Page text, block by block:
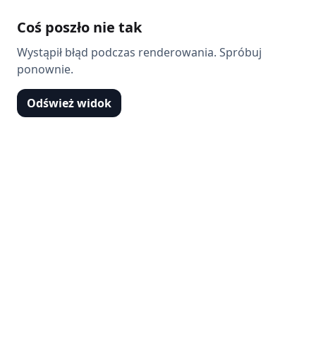
Coś poszło nie tak
Wystąpił błąd podczas renderowania. Spróbuj
ponownie.
Odśwież widok